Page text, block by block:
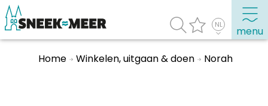
menu
Home Winkelen, uitgaan & doen Norah